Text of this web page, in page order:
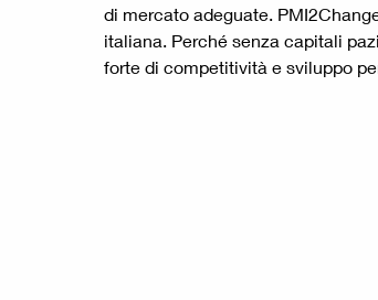
di mercato adeguate.
italiana. Perché senza capitali
forte di competitività e sviluppo